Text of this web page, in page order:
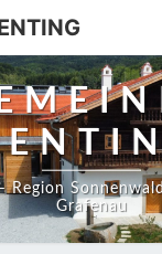
Region
Grafenau